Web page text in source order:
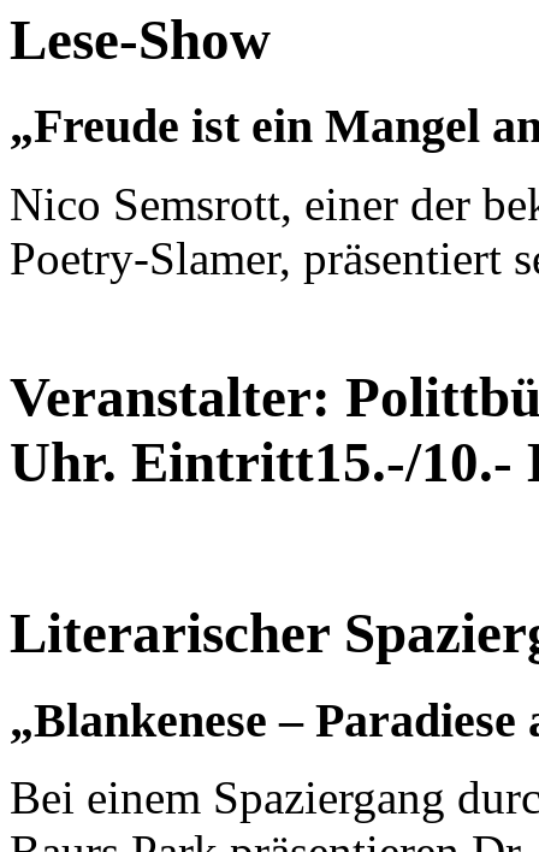
Lese-Show
„Freude ist ein Mangel
Nico Semsrott, einer der
Poetry-Slamer, präsentiert
Veranstalter:
Uhr. Eintritt15.-/10.-
Literarischer
„Blankenese –
Bei einem Spaziergang